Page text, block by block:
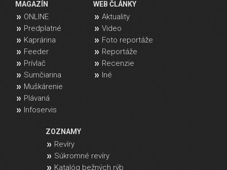
MAGAZÍN
ONLINE
Predplatné
Kaprárina
Feeder
Prívlač
Sumčiarina
Muškárenie
Plávaná
Infoservis
WEB ČLÁNKY
Aktuality
Video
Foto reportáže
Reportáže
Recenzie
Iné
ZOZNAMY
Revíry
Súkromné revíry
Katalóg bežných rýb